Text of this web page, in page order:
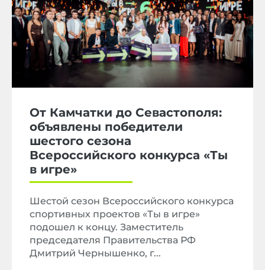
От Камчатки до Севастополя:
объявлены победители
шестого сезона
Всероссийского конкурса «Ты
в игре»
Шестой сезон Всероссийского конкурса
спортивных проектов «Ты в игре»
подошел к концу. Заместитель
председателя Правительства РФ
Дмитрий Чернышенко, г...